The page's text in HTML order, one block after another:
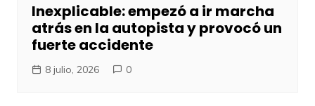
Inexplicable: empezó a ir marcha
atrás en la autopista y provocó un
fuerte accidente
8 julio, 2026 0